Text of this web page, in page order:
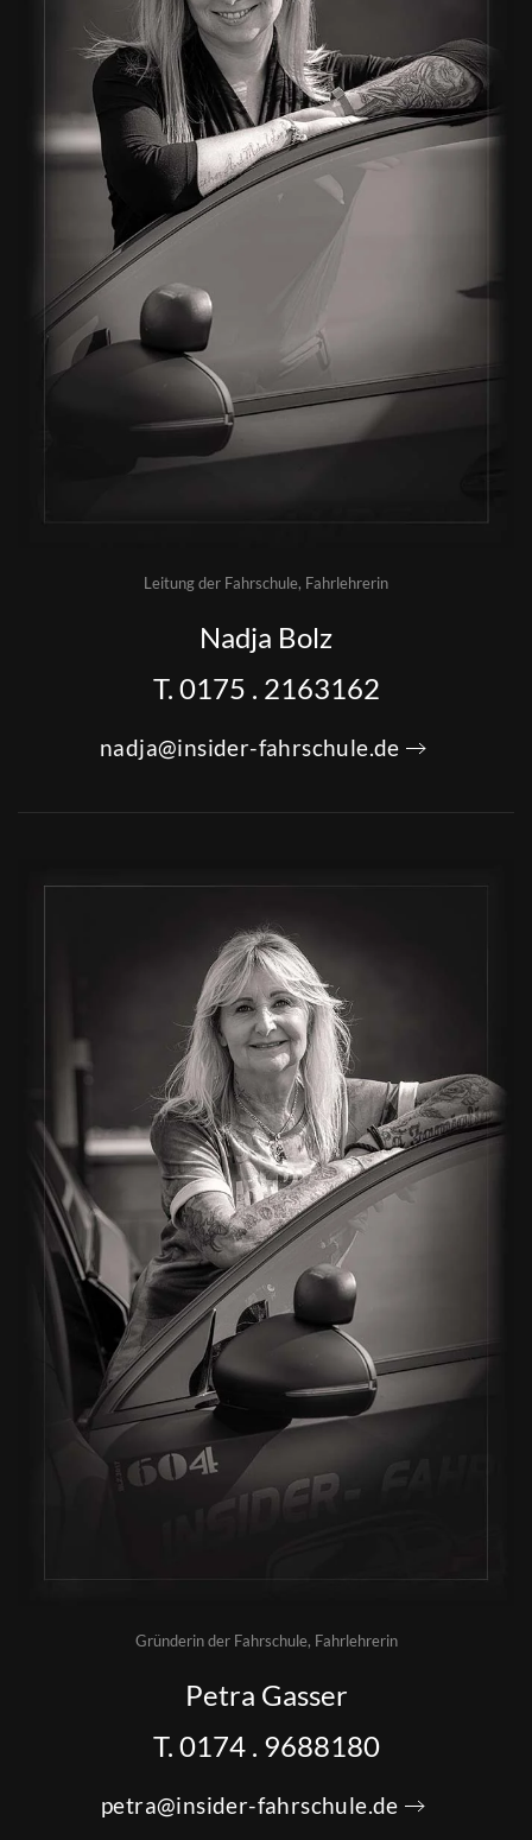
Leitung der Fahrschule, Fahrlehrerin
Nadja Bolz
T. 0175 . 2163162
nadja@insider-fahrschule.de
Gründerin der Fahrschule, Fahrlehrerin
Petra Gasser
T. 0174 . 9688180
petra@insider-fahrschule.de